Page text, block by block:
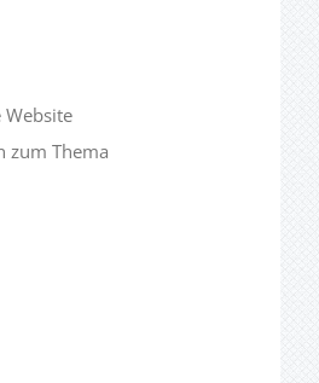
zum Thema